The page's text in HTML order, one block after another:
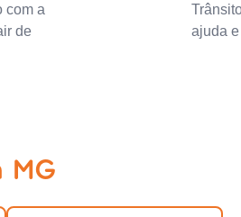
com a
de
ajuda
MG